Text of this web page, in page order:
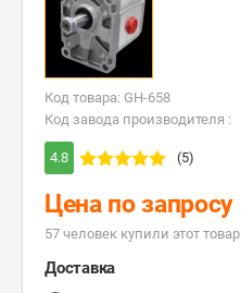
Код товара: GH-658
Код завода производителя :
4.8 (5)
Цена по запросу
57 человек купили этот товар
Доставка